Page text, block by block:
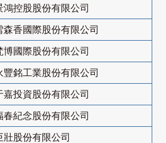
鴻控股股份有限公司
森香國際股份有限公司
博國際股份有限公司
豐銘工業股份有限公司
嘉投資股份有限公司
春紀念股份有限公司
壯股份有限公司